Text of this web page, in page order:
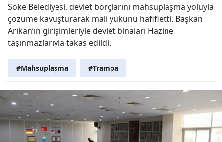
Söke Belediyesi, devlet borçlarını mahsuplaşma yoluyla
çözüme kavuşturarak mali yükünü hafifletti. Başkan
Arıkan’ın girişimleriyle devlet binaları Hazine
taşınmazlarıyla takas edildi.
#Mahsuplaşma #Trampa